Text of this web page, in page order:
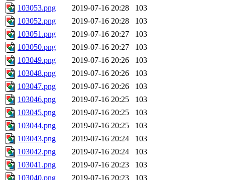
103053.png
2019-07-16 20:28
103
103052.png
2019-07-16 20:28
103
103051.png
2019-07-16 20:27
103
103050.png
2019-07-16 20:27
103
103049.png
2019-07-16 20:26
103
103048.png
2019-07-16 20:26
103
103047.png
2019-07-16 20:26
103
103046.png
2019-07-16 20:25
103
103045.png
2019-07-16 20:25
103
103044.png
2019-07-16 20:25
103
103043.png
2019-07-16 20:24
103
103042.png
2019-07-16 20:24
103
103041.png
2019-07-16 20:23
103
103040.png
2019-07-16 20:23
103